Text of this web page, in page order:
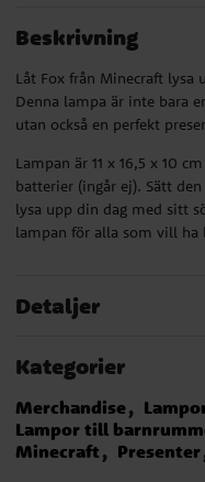
Beskrivning
Låt Fox från Minecraft
Denna lampa är inte bara
utan också en perfekt
Lampan är 11 x 16,5 x 10
batterier (ingår ej). Sätt
lysa upp din dag med sitt
lampan för alla som vill
Detaljer
Kategorier
Merchandise
Lampor till
Minecraft
Presenter